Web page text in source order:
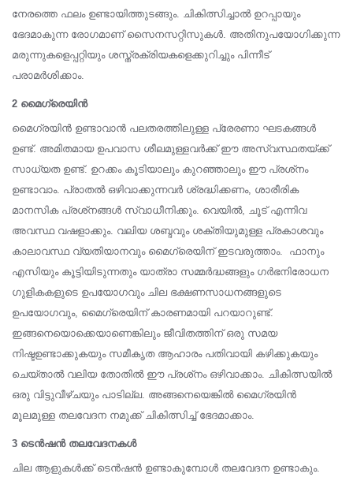
നേരത്തെ ഫലം ഉണ്ടായിത്തുടങ്ങും. ചികിത്സിച്ചാല്‍ ഉറപ്പായും
ഭേദമാകുന്ന രോഗമാണ് സൈനസറ്റിസുകള്‍. അതിനുപയോഗിക്കുന്ന
മരുന്നുകളെപ്പറ്റിയും ശസ്ത്രക്രിയകളെക്കുറിച്ചും പിന്നീട്
പരാമര്‍ശിക്കാം.
2 മൈഗ്രെയിന്‍
മൈഗ്രയിന്‍ ഉണ്ടാവാന്‍ പലതരത്തിലുള്ള പ്രേരണാ ഘടകങ്ങള്‍
ഉണ്ട്. അമിതമായ ഉപവാസ ശീലമുള്ളവര്‍ക്ക് ഈ അസ്വസ്ഥതയ്ക്ക്
സാധ്യത ഉണ്ട്. ഉറക്കം കൂടിയാലും കുറഞ്ഞാലും ഈ പ്രശ്‌നം
ഉണ്ടാവാം. പ്രാതല്‍ ഒഴിവാക്കുന്നവര്‍ ശ്രദ്ധിക്കണം, ശാരീരിക
മാനസിക പ്രശ്‌നങ്ങള്‍ സ്വാധീനിക്കും. വെയില്‍, ചൂട് എന്നിവ
അവസ്ഥ വഷളാക്കും. വലിയ ശബ്ദവും ശക്തിയുമുള്ള പ്രകാശവും
കാലാവസ്ഥ വ്യതിയാനവും മൈഗ്രെയിന് ഇടവരുത്താം. ഫാനും
എസിയും കൂട്ടിയിടുന്നതും യാത്രാ സമ്മര്‍ദ്ധങ്ങളും ഗര്‍ഭനിരോധന
ഗുളികകളുടെ ഉപയോഗവും ചില ഭക്ഷണസാധനങ്ങളുടെ
ഉപയോഗവും, മൈഗ്രെയിന് കാരണമായി പറയാറുണ്ട്.
ഇങ്ങനെയൊക്കെയാണെങ്കിലും ജീവിതത്തിന് ഒരു സമയ
നിഷ്ടഉണ്ടാക്കുകയും സമീകൃത ആഹാരം പതിവായി കഴിക്കുകയും
ചെയ്താല്‍ വലിയ തോതില്‍ ഈ പ്രശ്‌നം ഒഴിവാക്കാം. ചികിത്സയില്‍
ഒരു വിട്ടുവീഴ്ചയും പാടില്ല. അങ്ങനെയെങ്കില്‍ മൈഗ്രയിന്‍
മൂലമുള്ള തലവേദന നമുക്ക് ചികിത്സിച്ച് ഭേദമാക്കാം.
3 ടെന്‍ഷന്‍ തലവേദനകള്‍
ചില ആളുകള്‍ക്ക് ടെന്‍ഷന്‍ ഉണ്ടാകുമ്പോള്‍ തലവേദന ഉണ്ടാകും.